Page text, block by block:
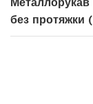
без протяжки